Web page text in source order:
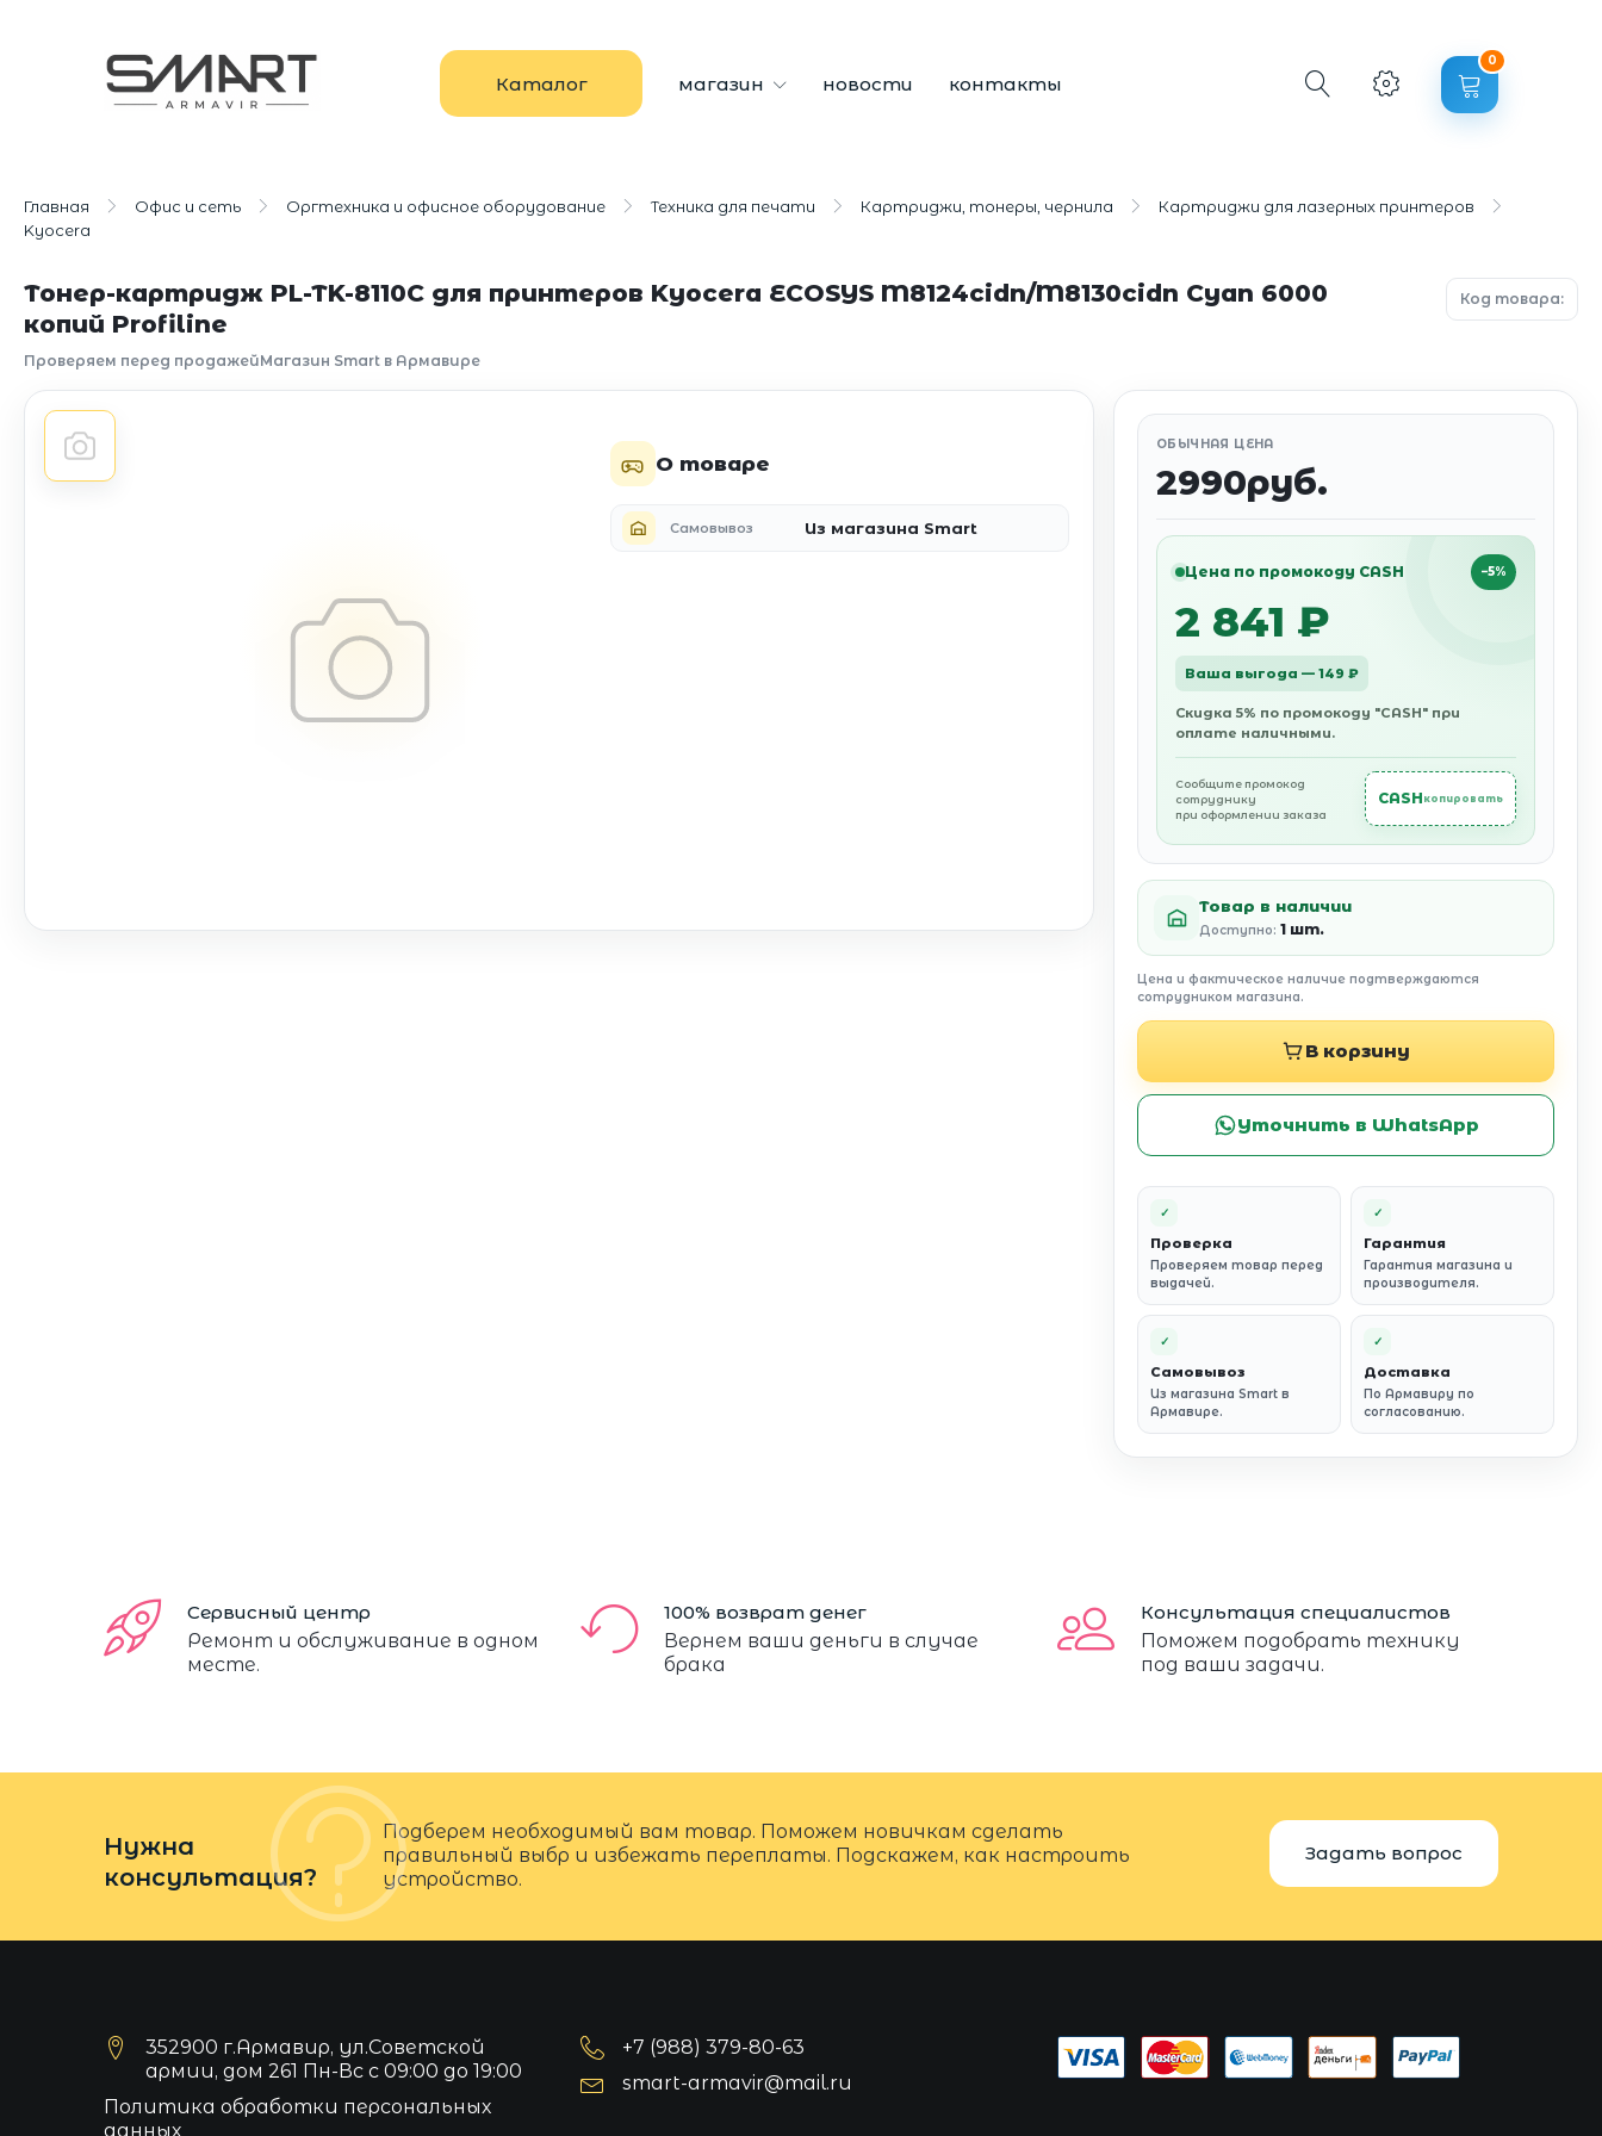
Каталог магазин новости контакты
0
Главная Офис и сеть Оргтехника и офисное оборудование Техника для печати Картриджи, тонеры, чернила
Картриджи для лазерных принтеров
Kyocera
Тонер-картридж PL-TK-8110C для принтеров Kyocera ECOSYS M8124cidn/M8130cidn Cyan 6000
копий Profiline
Код товара:
Проверяем перед продажейМагазин Smart в Армавире
О товаре
Самовывоз Из магазина Smart
ОБЫЧНАЯ ЦЕНА
2990руб.
Цена по промокоду CASH −5%
2 841 ₽
Ваша выгода — 149 ₽
Скидка 5% по промокоду "CASH" при
оплате наличными.
Сообщите промокод
сотруднику
при оформлении заказа
CASH копировать
Товар в наличии
Доступно: 1 шт.
Цена и фактическое наличие подтверждаются
сотрудником магазина.
В корзину
Уточнить в WhatsApp
✓
Проверка
Проверяем товар перед
выдачей.
✓
Гарантия
Гарантия магазина и
производителя.
✓
Самовывоз
Из магазина Smart в
Армавире.
✓
Доставка
По Армавиру по
согласованию.
Сервисный центр
Ремонт и обслуживание в одном
месте.
100% возврат денег
Вернем ваши деньги в случае
брака
Консультация специалистов
Поможем подобрать технику
под ваши задачи.
Нужна
консультация?
Подберем необходимый вам товар. Поможем новичкам сделать
правильный выбр и избежать переплаты. Подскажем, как настроить
устройство.
Задать вопрос
352900 г.Армавир, ул.Советской
армии, дом 261 Пн-Вс с 09:00 до 19:00
Политика обработки персональных
данных
+7 (988) 379-80-63
smart-armavir@mail.ru